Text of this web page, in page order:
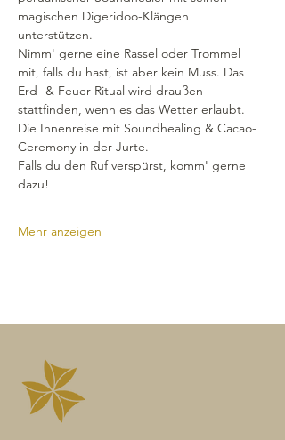
magischen Digeridoo-Klängen
unterstützen.
Nimm' gerne eine Rassel oder Trommel
mit, falls du hast, ist aber kein Muss. Das
Erd- & Feuer-Ritual wird draußen
stattfinden, wenn es das Wetter erlaubt.
Die Innenreise mit Soundhealing & Cacao-
Ceremony in der Jurte.
Falls du den Ruf verspürst, komm' gerne
dazu!
Mehr anzeigen